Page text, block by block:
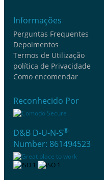
Informações
Perguntas Frequentes
Depoimentos
Termos de Utilização
política de Privacidade
Como encomendar
Reconhecido Por
D&B D-U-N-S®
Number: 861494523